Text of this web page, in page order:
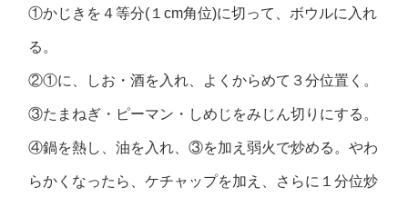
①かじきを４等分(１cm角位)に切って、ボウルに入れ
る。
②①に、しお・酒を入れ、よくからめて３分位置く。
③たまねぎ・ピーマン・しめじをみじん切りにする。
④鍋を熱し、油を入れ、③を加え弱火で炒める。やわ
らかくなったら、ケチャップを加え、さらに１分位炒